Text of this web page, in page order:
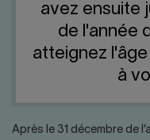
LIENS RAPIDES
Accueil
avez ensuite
de l'année
atteignez
à
Après le 31 décembre de